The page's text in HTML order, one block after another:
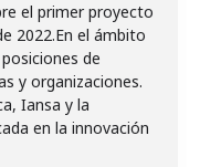
el primer proyecto
2022.En el ámbito
de
y organizaciones.
Iansa y la
en la innovación